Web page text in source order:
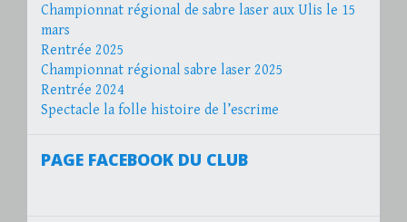
Championnat régional de sabre laser aux Ulis le 15
mars
Rentrée 2025
Championnat régional sabre laser 2025
Rentrée 2024
Spectacle la folle histoire de l’escrime
PAGE FACEBOOK DU CLUB